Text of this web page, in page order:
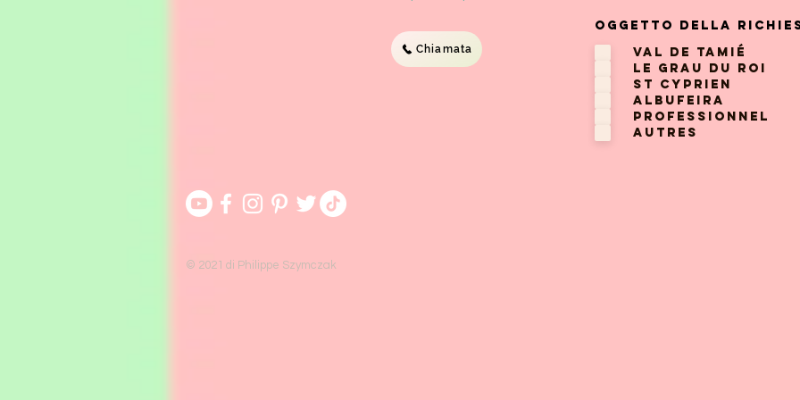
Chiamata
© 2021 di Philippe Szymczak
Oggetto della
Val de Tamié
Le Grau du Roi
St Cyprien
Albufeira
Professionnel
Autres